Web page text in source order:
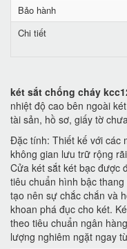
Bảo hành
Chi tiết
két sắt chống cháy
nhiệt độ cao bên ngoài
tài sản, hồ sơ, giấy tờ
Đặc tính: Thiết kế với các
không gian lưu trữ rộng
Cửa két sắt két bạc được
tiêu chuẩn hình bậc
tạo nên sự chắc chắn và
khoan phá đục cho két.
theo tiêu chuẩn ngân
lượng nghiêm ngặt ngay